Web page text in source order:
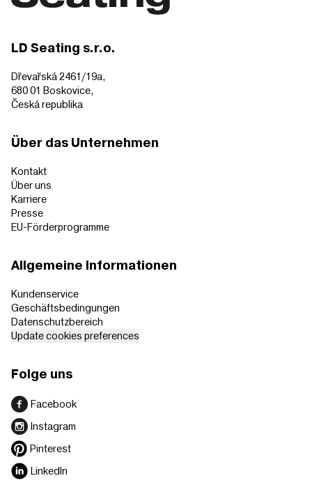
LD Seating s.r.o.
Dřevařská 2461/19a,
680 01 Boskovice,
Česká republika
Über das Unternehmen
Kontakt
Über uns
Karriere
Presse
EU-Förderprogramme
Allgemeine Informationen
Kundenservice
Geschäftsbedingungen
Datenschutzbereich
Update cookies preferences
Folge uns
Facebook
Instagram
Pinterest
LinkedIn